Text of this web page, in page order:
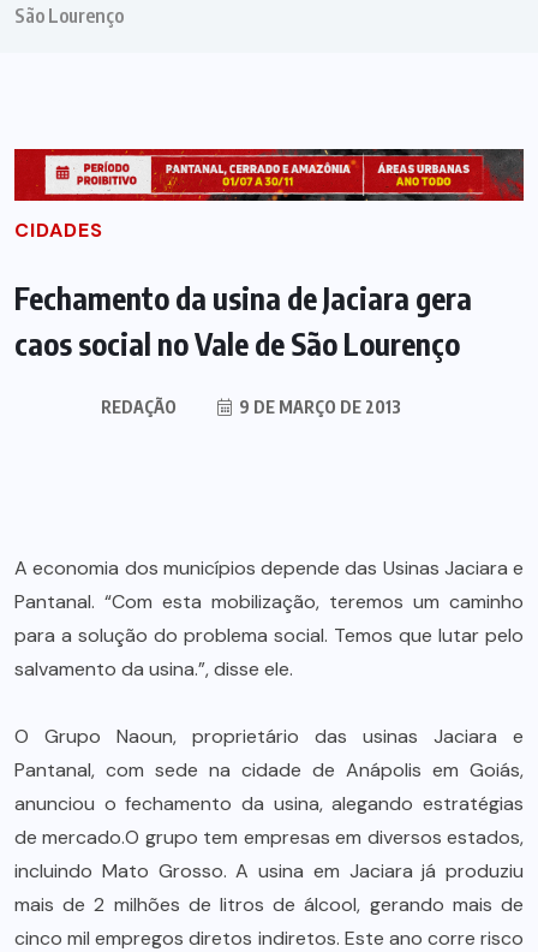
São Lourenço
CIDADES
Fechamento da usina de Jaciara gera
caos social no Vale de São Lourenço
REDAÇÃO 9 DE MARÇO DE 2013
A economia dos municípios depende das Usinas Jaciara e
Pantanal. “Com esta mobilização, teremos um caminho
para a solução do problema social. Temos que lutar pelo
salvamento da usina.”, disse ele.
O Grupo Naoun, proprietário das usinas Jaciara e
Pantanal, com sede na cidade de Anápolis em Goiás,
anunciou o fechamento da usina, alegando estratégias
de mercado.O grupo tem empresas em diversos estados,
incluindo Mato Grosso. A usina em Jaciara já produziu
mais de 2 milhões de litros de álcool, gerando mais de
cinco mil empregos diretos indiretos. Este ano corre risco